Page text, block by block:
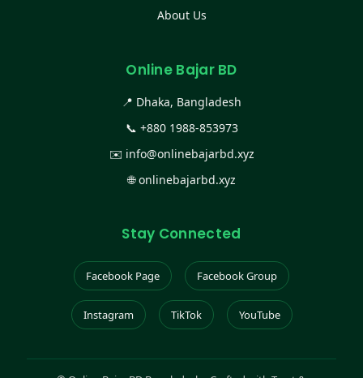
About Us
Online Bajar BD
📍 Dhaka, Bangladesh
📞 +880 1988-853973
✉️ info@onlinebajarbd.xyz
🌐onlinebajarbd.xyz
Stay Connected
Facebook Page Facebook Group
Instagram TikTok YouTube